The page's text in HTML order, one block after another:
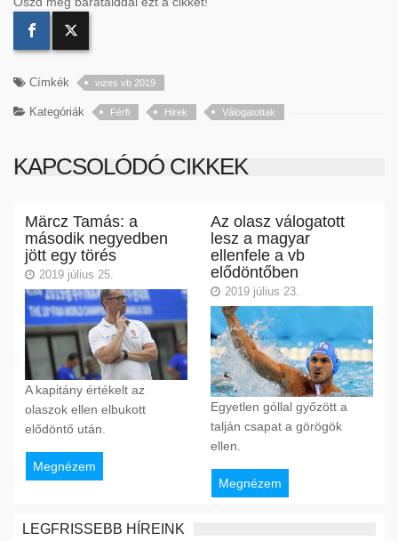
Címkék vizes vb 2019
Kategóriák Férfi Hirek Válogatottak
KAPCSOLÓDÓ CIKKEK
Märcz Tamás: a
második negyedben
jött egy törés
2019 július 25.
A kapitány értékelt az
olaszok ellen elbukott
elődöntő után.
Megnézem
Az olasz válogatott
lesz a magyar
ellenfele a vb
elődöntőben
2019 július 23.
Egyetlen góllal győzött a
talján csapat a görögök
ellen.
Megnézem
LEGFRISSEBB HÍREINK